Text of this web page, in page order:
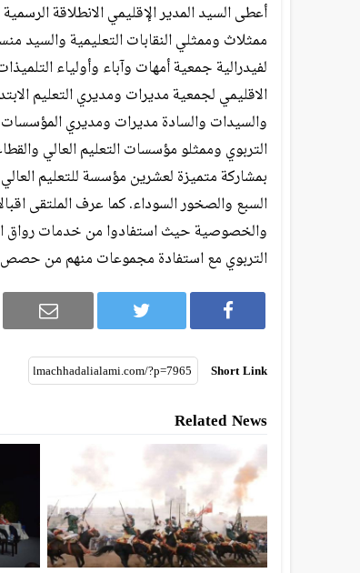
أعطى السيد المدير الإقليمي الانطلاقة
ممثلاث وممثلي النقابات التعليمية والسيد
لفيدرالية جمعية أمهات وآباء وأولياء
الاقليمي لجمعية مديرات ومديري التعليم
والسيدات والسادة مديرات ومديري
التربوي وممثلو مؤسسات التعليم العالي
بمشاركة متميزة لعشرين مؤسسة للتعليم
السبع والصخور السوداء. كما عرف الملتقى
والخصوصية حيث استفادوا من خدمات رواق
التربوي مع استفادة مجموعات منهم من حصص
Short Link
Related News